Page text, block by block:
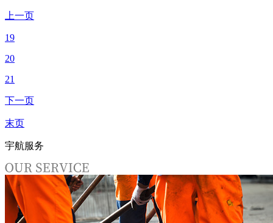
上一页
19
20
21
下一页
末页
宇航服务